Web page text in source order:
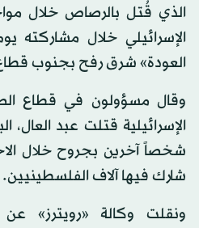
الذي قُتل بالرصاص خلال
الإسرائيلي خلال مشاركته
العودة» شرق رفح بجنوب
وقال مسؤولون في قطاع
شخصاً آخرين بجروح خلال
شارك فيها آلاف الفلسطينيين.
ونقلت وكالة «رويترز»